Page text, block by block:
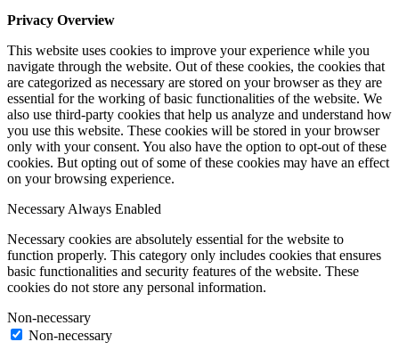
Privacy Overview
This website uses cookies to improve your experience while you
navigate through the website. Out of these cookies, the cookies that
are categorized as necessary are stored on your browser as they are
essential for the working of basic functionalities of the website. We
also use third-party cookies that help us analyze and understand how
you use this website. These cookies will be stored in your browser
only with your consent. You also have the option to opt-out of these
cookies. But opting out of some of these cookies may have an effect
on your browsing experience.
Necessary Always Enabled
Necessary cookies are absolutely essential for the website to
function properly. This category only includes cookies that ensures
basic functionalities and security features of the website. These
cookies do not store any personal information.
Non-necessary
Non-necessary